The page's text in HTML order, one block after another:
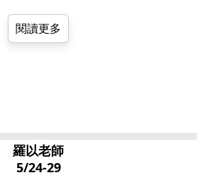
閱讀更多
羅以老師
5/24-29